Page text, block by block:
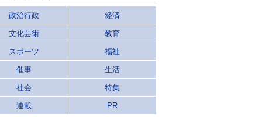
政治行政 経済
文化芸術 教育
スポーツ 福祉
催事 生活
社会 特集
連載 PR